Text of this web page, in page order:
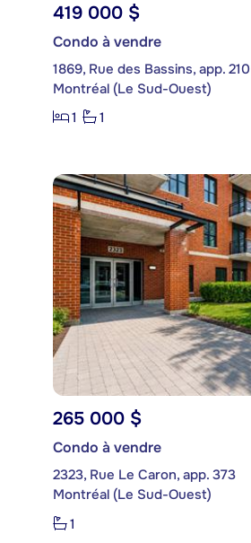
419 000 $
Condo à vendre
1869, Rue des Bassins, app. 210
Montréal (Le Sud-Ouest)
1
1
265 000 $
Condo à vendre
2323, Rue Le Caron, app. 373
Montréal (Le Sud-Ouest)
1